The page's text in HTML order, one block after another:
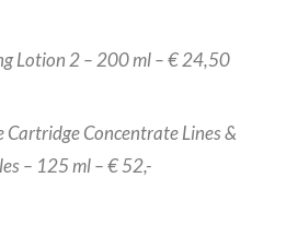
Lotion 2 – 200 ml – € 24,50
Cartridge Concentrate Lines &
– 125 ml – € 52,-